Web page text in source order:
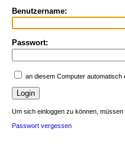
Benutzername:
Passwort:
an diesem Computer automatisch
Um sich einloggen zu können, müssen
Passwort vergessen